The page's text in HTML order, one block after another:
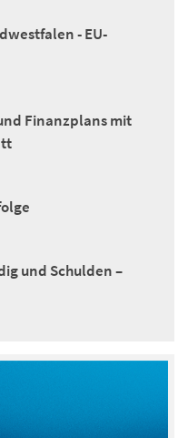
- EU-
Finanzplans mit
und Schulden –